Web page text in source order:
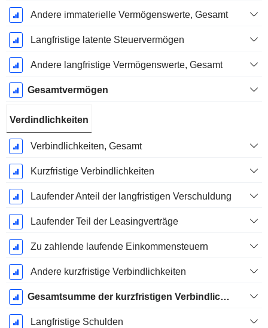
Andere immaterielle Vermögenswerte, Gesamt
Langfristige latente Steuervermögen
Andere langfristige Vermögenswerte, Gesamt
Gesamtvermögen
Verdindlichkeiten
Verbindlichkeiten, Gesamt
Kurzfristige Verbindlichkeiten
Laufender Anteil der langfristigen Verschuldung
Laufender Teil der Leasingverträge
Zu zahlende laufende Einkommensteuern
Andere kurzfristige Verbindlichkeiten
Gesamtsumme der kurzfristigen Verbindlichkeiten
Langfristige Schulden